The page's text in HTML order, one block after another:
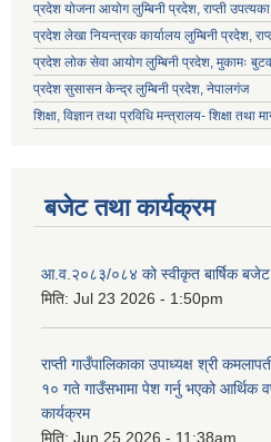
प्रदेश योजना आयोग लुम्बिनी प्रदेश, राप्ती
प्रदेश लेखा नियन्त्रक कार्यालय लुम्बिनी प्रदेश,
प्रदेश लोक सेवा आयोग लुम्बिनी प्रदेश, मुकामः
प्रदेश सुसासन केन्द्र लुम्बिनी प्रदेश, नेपालगंज
शिक्षा, विज्ञान तथा प्रविधि मन्त्रालय- शिक्षा तथा
बजेट तथा कार्यक्रम
आ.व.२०८३/०८४ को स्वीकृत बार्षिक बजेट
मिति: Jul 23 2026 - 1:50pm
राप्ती गाउँपालिकाका उपाध्यक्ष श्री
१० गते गाउँसभामा पेश गर्नु भएको आर्थिक
कार्यक्रम
मिति: Jun 25 2026 - 11:38am